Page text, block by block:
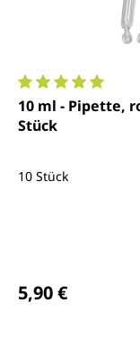
10 ml - Pipette,
Stück
10 Stück
5,90 €